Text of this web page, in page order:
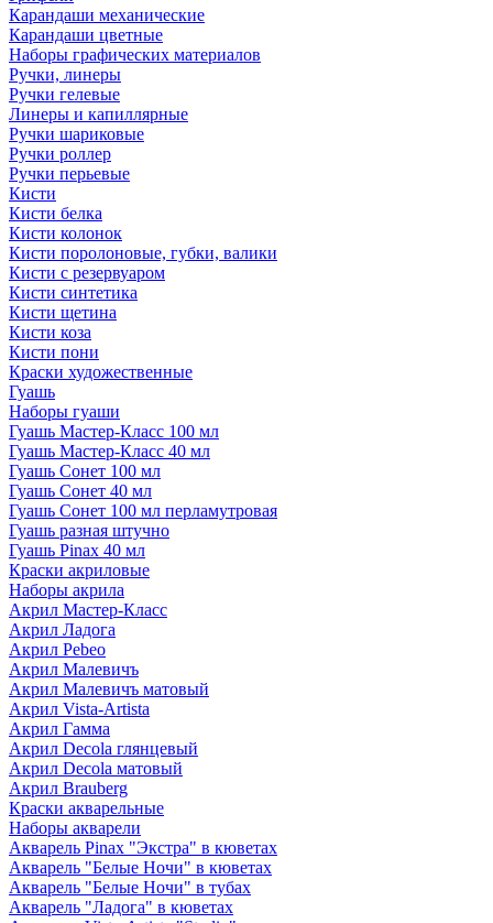
Карандаши механические
Карандаши цветные
Наборы графических материалов
Ручки, линеры
Ручки гелевые
Линеры и капиллярные
Ручки шариковые
Ручки роллер
Ручки перьевые
Кисти
Кисти белка
Кисти колонок
Кисти поролоновые, губки, валики
Кисти с резервуаром
Кисти синтетика
Кисти щетина
Кисти коза
Кисти пони
Краски художественные
Гуашь
Наборы гуаши
Гуашь Мастер-Класс 100 мл
Гуашь Мастер-Класс 40 мл
Гуашь Сонет 100 мл
Гуашь Сонет 40 мл
Гуашь Сонет 100 мл перламутровая
Гуашь разная штучно
Гуашь Pinax 40 мл
Краски акриловые
Наборы акрила
Акрил Мастер-Класс
Акрил Ладога
Акрил Pebeo
Акрил Малевичъ
Акрил Малевичъ матовый
Акрил Vista-Artista
Акрил Гамма
Акрил Decola глянцевый
Акрил Decola матовый
Акрил Brauberg
Краски акварельные
Наборы акварели
Акварель Pinax "Экстра" в кюветах
Акварель "Белые Ночи" в кюветах
Акварель "Белые Ночи" в тубах
Акварель "Ладога" в кюветах